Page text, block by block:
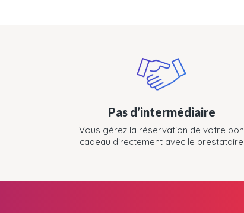
Pas d’intermédiaire
Vous gérez la réservation de votre bon
cadeau directement avec le prestataire